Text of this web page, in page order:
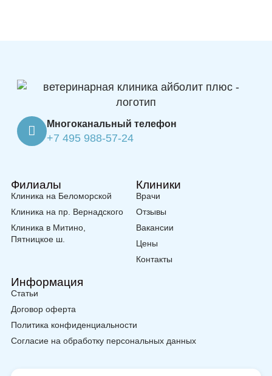
Многоканальный телефон
+7 495 988-57-24
Филиалы
Клиника на Беломорской
Клиника на пр. Вернадского
Клиника в Митино,
Пятницкое ш.
Клиники
Врачи
Отзывы
Вакансии
Цены
Контакты
Информация
Статьи
Договор оферта
Политика конфиденциальности
Согласие на обработку персональных данных